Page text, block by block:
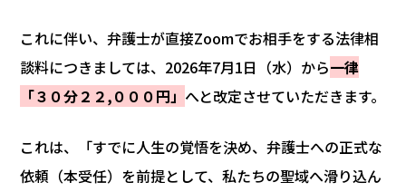
これに伴い、弁護士が直接Zoomでお相手をする法律相
談料につきましては、2026年7月1日（水）から一律
「３０分２２,０００円」 へと改定させていただきます。
これは、「すでに人生の覚悟を決め、弁護士への正式な
依頼（本受任）を前提として、私たちの聖域へ滑り込ん